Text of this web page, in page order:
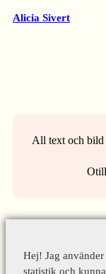
Alicia Sivert
All text och bild
Hej! Jag
statistik och